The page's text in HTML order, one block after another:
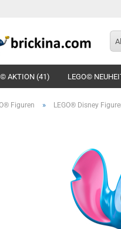
AKTION (41) LEGO©
Figuren » LEGO® Disney